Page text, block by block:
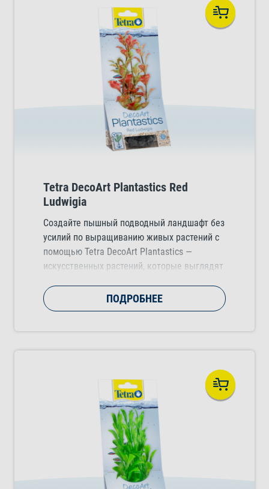
Tetra DecoArt Plantastics Red
Ludwigia
Создайте пышный подводный ландшафт без
усилий по выращиванию живых растений с
помощью Tetra DecoArt Plantastics —
искусственных растений, которые выглядят
структуру в любой тропический,
холодноводный или морской аквариум.
ПОДРОБНЕЕ